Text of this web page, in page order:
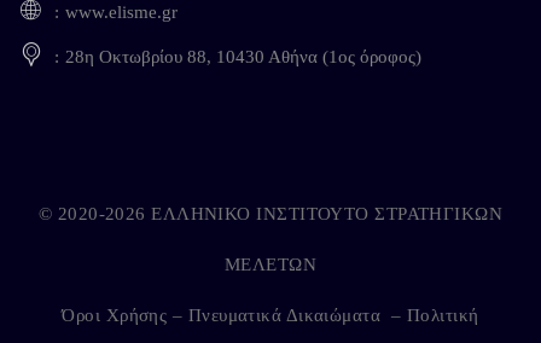
www.elisme.gr
28η Οκτωβρίου 88, 10430 Αθήνα (1ος όροφος)
© 2020-2026 ΕΛΛΗΝΙΚΟ ΙΝΣΤΙΤΟΥΤΟ ΣΤΡΑΤΗΓΙΚΩΝ
ΜΕΛΕΤΩΝ
Όροι Χρήσης – Πνευματικά Δικαιώματα – Πολιτική